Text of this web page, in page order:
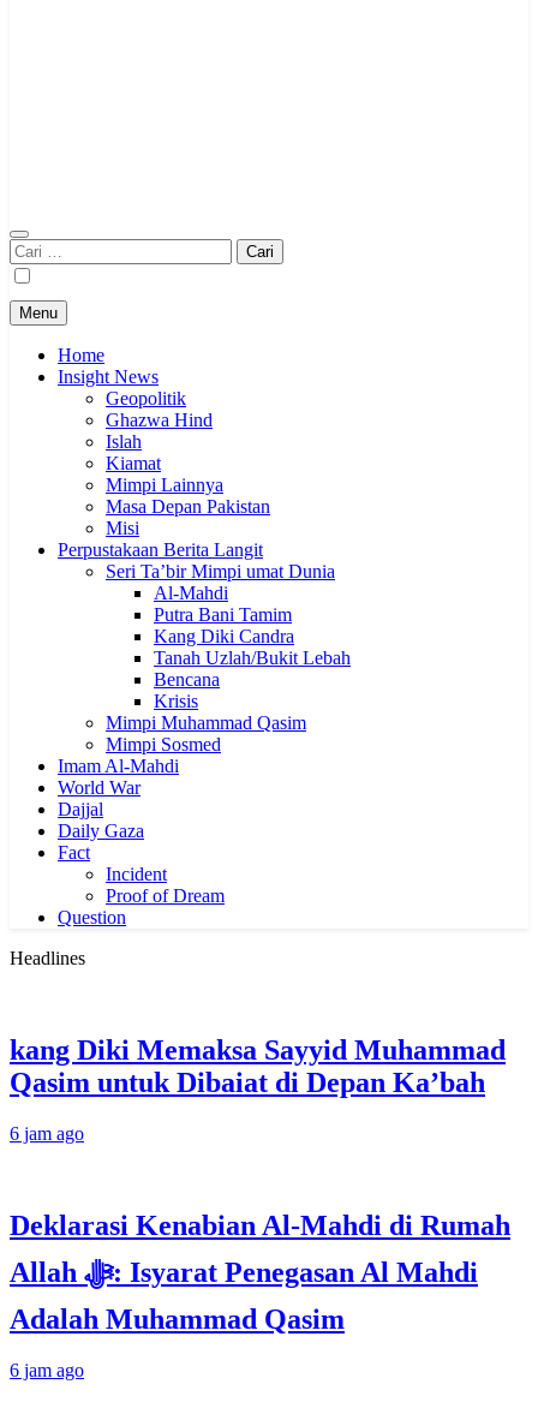
Cari
untuk:
Menu
Home
Insight News
Geopolitik
Ghazwa Hind
Islah
Kiamat
Mimpi Lainnya
Masa Depan Pakistan
Misi
Perpustakaan Berita Langit
Seri Ta’bir Mimpi umat Dunia
Al-Mahdi
Putra Bani Tamim
Kang Diki Candra
Tanah Uzlah/Bukit Lebah
Bencana
Krisis
Mimpi Muhammad Qasim
Mimpi Sosmed
Imam Al-Mahdi
World War
Dajjal
Daily Gaza
Fact
Incident
Proof of Dream
Question
Headlines
kang Diki Memaksa Sayyid Muhammad
Qasim untuk Dibaiat di Depan Ka’bah
6 jam ago
Deklarasi Kenabian Al-Mahdi di Rumah
Allah ﷻ: Isyarat Penegasan Al Mahdi
Adalah Muhammad Qasim
6 jam ago